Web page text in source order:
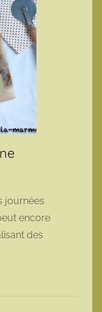
journées
encore
des